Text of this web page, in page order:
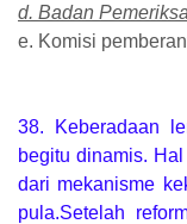
d. Badan
e. Komisi
38. Keberadaan
begitu dinamis.
dari mekanisme
pula.Setelah